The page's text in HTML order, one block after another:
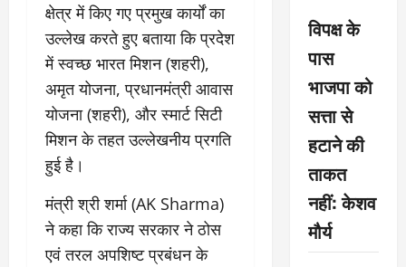
क्षेत्र में किए गए प्रमुख कार्यों का
उल्लेख करते हुए बताया कि प्रदेश
में स्वच्छ भारत मिशन (शहरी),
अमृत योजना, प्रधानमंत्री आवास
योजना (शहरी), और स्मार्ट सिटी
मिशन के तहत उल्लेखनीय प्रगति
हुई है।
मंत्री श्री शर्मा (AK Sharma)
ने कहा कि राज्य सरकार ने ठोस
एवं तरल अपशिष्ट प्रबंधन के
विपक्ष के
पास
भाजपा को
सत्ता से
हटाने की
ताकत
नहीं: केशव
मौर्य